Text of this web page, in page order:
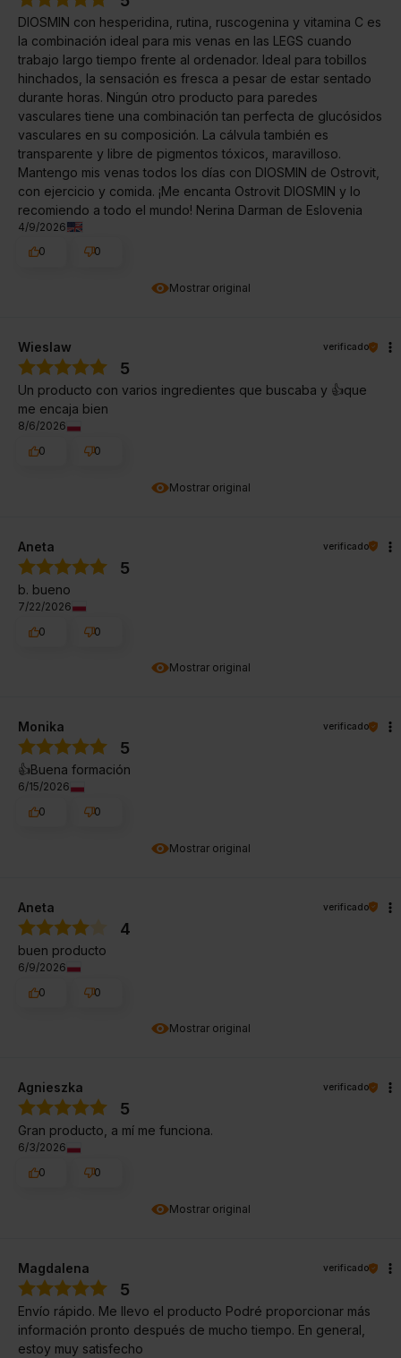
Mostrar original
DIOSMIN con hesperidina, rutina, ruscogenina y vitamina C es
la combinación ideal para mis venas en las LEGS cuando
trabajo largo tiempo frente al ordenador. Ideal para tobillos
hinchados, la sensación es fresca a pesar de estar sentado
durante horas. Ningún otro producto para paredes
vasculares tiene una combinación tan perfecta de glucósidos
vasculares en su composición. La cálvula también es
transparente y libre de pigmentos tóxicos, maravilloso.
Mantengo mis venas todos los días con DIOSMIN de Ostrovit,
con ejercicio y comida. ¡Me encanta Ostrovit DIOSMIN y lo
recomiendo a todo el mundo! Nerina Darman de Eslovenia
4/9/2026
0
0
Mostrar original
Wieslaw verificado
5
Un producto con varios ingredientes que buscaba y 👍️que
me encaja bien
8/6/2026
0
0
Mostrar original
Aneta verificado
5
b. bueno
7/22/2026
0
0
Mostrar original
Monika verificado
5
👍️Buena formación
6/15/2026
0
0
Mostrar original
Aneta verificado
4
buen producto
6/9/2026
0
0
Mostrar original
Agnieszka verificado
5
Gran producto, a mí me funciona.
6/3/2026
0
0
Magdalena verificado
5
Envío rápido. Me llevo el producto Podré proporcionar más
información pronto después de mucho tiempo. En general,
estoy muy satisfecho